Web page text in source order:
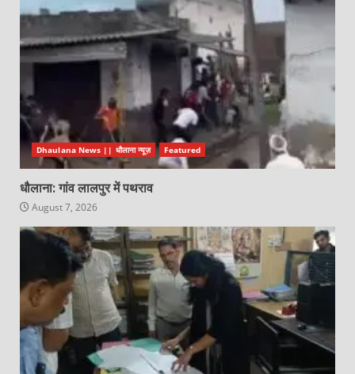
Dhaulana News || धौलाना न्यूज़ Featured
धौलाना: गांव लालपुर में पथराव
August 7, 2026